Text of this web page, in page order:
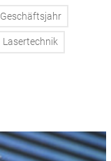
Geschäftsjahr
Lasertechnik